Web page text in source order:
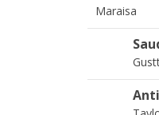
Maraisa